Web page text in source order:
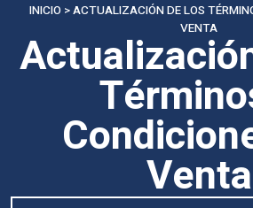
INICIO>ACTUALIZACIÓN DE LOS
VENTA
Venta